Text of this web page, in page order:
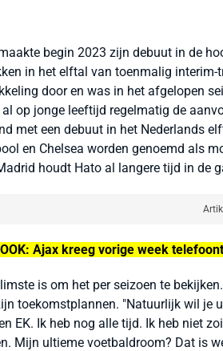
begin 2023 zijn debuut in de
in het elftal van toenmalig
door en was in het afgelopen
op jonge leeftijd regelmatig de
met een debuut in het Nederlands
en Chelsea worden genoemd als
houdt Hato al langere tijd in de
OOK: Ajax kreeg vorige week
is om het per seizoen te
toekomstplannen. "Natuurlijk wil je
EK. Ik heb nog alle tijd. Ik heb niet
Mijn ultieme voetbaldroom? Dat is